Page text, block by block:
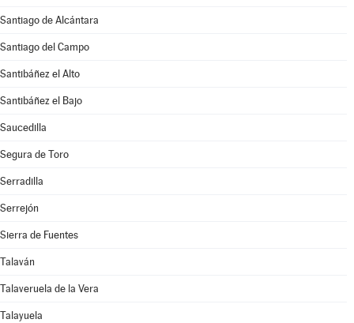
Santiago de Alcántara
Santiago del Campo
Santibáñez el Alto
Santibáñez el Bajo
Saucedilla
Segura de Toro
Serradilla
Serrejón
Sierra de Fuentes
Talaván
Talaveruela de la Vera
Talayuela